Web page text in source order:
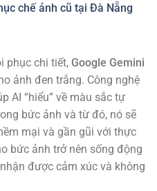
chế ảnh cũ tại Đà Nẵng
phục chi tiết, Google Gemini
ảnh đen trắng. Công nghệ
AI “hiểu” về màu sắc tự
bức ảnh và từ đó, nó sẽ
mại và gần gũi với thực
bức ảnh trở nên sống động
được cảm xúc và không